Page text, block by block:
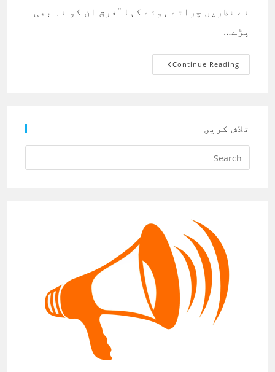
نے نظریں چراتے ہوئے کہا "فرق ان کو نہ بھی
پڑے…
Continue Readingسوال
تو
تلاش کریں